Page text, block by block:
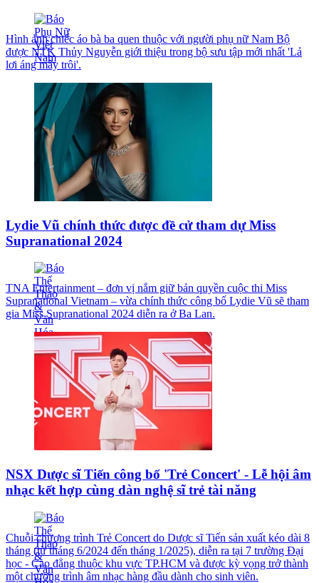
Hình ảnh chiếc áo bà ba quen thuộc với người phụ nữ Nam Bộ
được NTK Thủy Nguyễn giới thiệu trong bộ sưu tập mới nhất 'Lả
lơi áng mây trôi'.
Lydie Vũ chính thức được đề cử tham dự Miss
Supranational 2024
TNA Entertainment – đơn vị nắm giữ bản quyền cuộc thi Miss
Supranational Vietnam – vừa chính thức công bố Lydie Vũ sẽ tham
gia Miss Supranational 2024 diễn ra ở Ba Lan.
NSX Dược sĩ Tiến công bố 'Trẻ Concert' - Lễ hội âm
nhạc kết hợp cùng dàn nghệ sĩ trẻ tài năng
Chuỗi chương trình Trẻ Concert do Dược sĩ Tiến sản xuất kéo dài 8
tháng (từ tháng 6/2024 đến tháng 1/2025), diễn ra tại 7 trường Đại
học - Cao đẳng thuộc khu vực TP.HCM và được kỳ vọng trở thành
một chương trình âm nhạc hàng đầu dành cho sinh viên.